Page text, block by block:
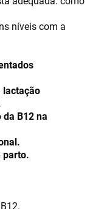
níveis com a
lactação
B12 na
parto.